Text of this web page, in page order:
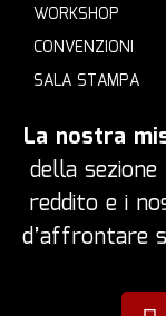
WORKSHOP
CONVENZIONI
SALA STAMPA
La nostra
della
reddito e i
d’affrontare